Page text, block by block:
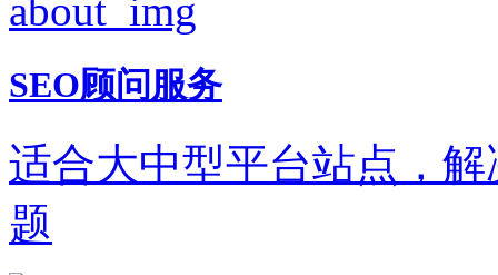
SEO顾问服务
适合大中型平台站点，
题